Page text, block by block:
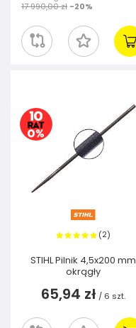
17 990,00 zł -20%
(2)
STIHL Pilnik 4,5x200 mm
okrągły
65,94 zł / 6 szt.